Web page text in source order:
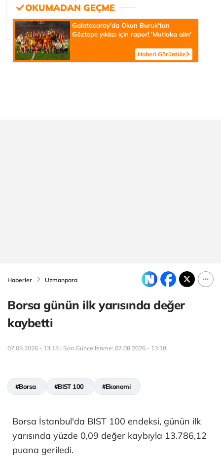
Galatasaray'da Okan Buruk'tan
Göztepe yıldızı için rapor! 'Mutlaka alın'
Haberi Görüntüle
Haberler Uzmanpara
Borsa günün ilk yarısında değer
kaybetti
07.08.2026 - 13:18 | Son Güncellenme: 07.08.2026 - 13:18
#Borsa #BIST 100 #Ekonomi
Borsa İstanbul'da BIST 100 endeksi, günün ilk
yarısında yüzde 0,09 değer kaybıyla 13.786,12
puana geriledi.